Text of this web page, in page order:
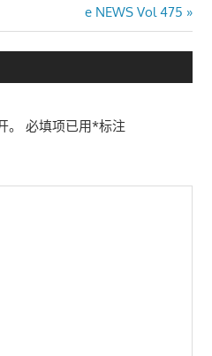
Next
Post:
e NEWS Vol 475
必填项已用*标注